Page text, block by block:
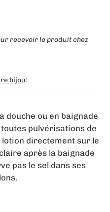
recevoir le produit chez
bijou:
douche ou en baignade
de
directement sur le
après la baignade
pas le sel dans ses